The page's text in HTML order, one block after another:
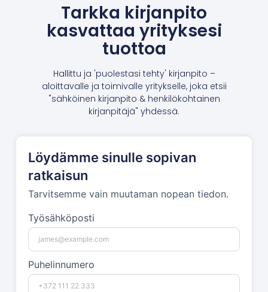
Tarkka kirjanpito
kasvattaa yrityksesi
tuottoa
Hallittu ja 'puolestasi tehty' kirjanpito –
aloittavalle ja toimivalle yritykselle, joka etsii
"sähköinen kirjanpito & henkilökohtainen
kirjanpitäjä" yhdessä.
Löydämme sinulle sopivan
ratkaisun
Tarvitsemme vain muutaman nopean tiedon.
Työsähköposti
Puhelinnumero